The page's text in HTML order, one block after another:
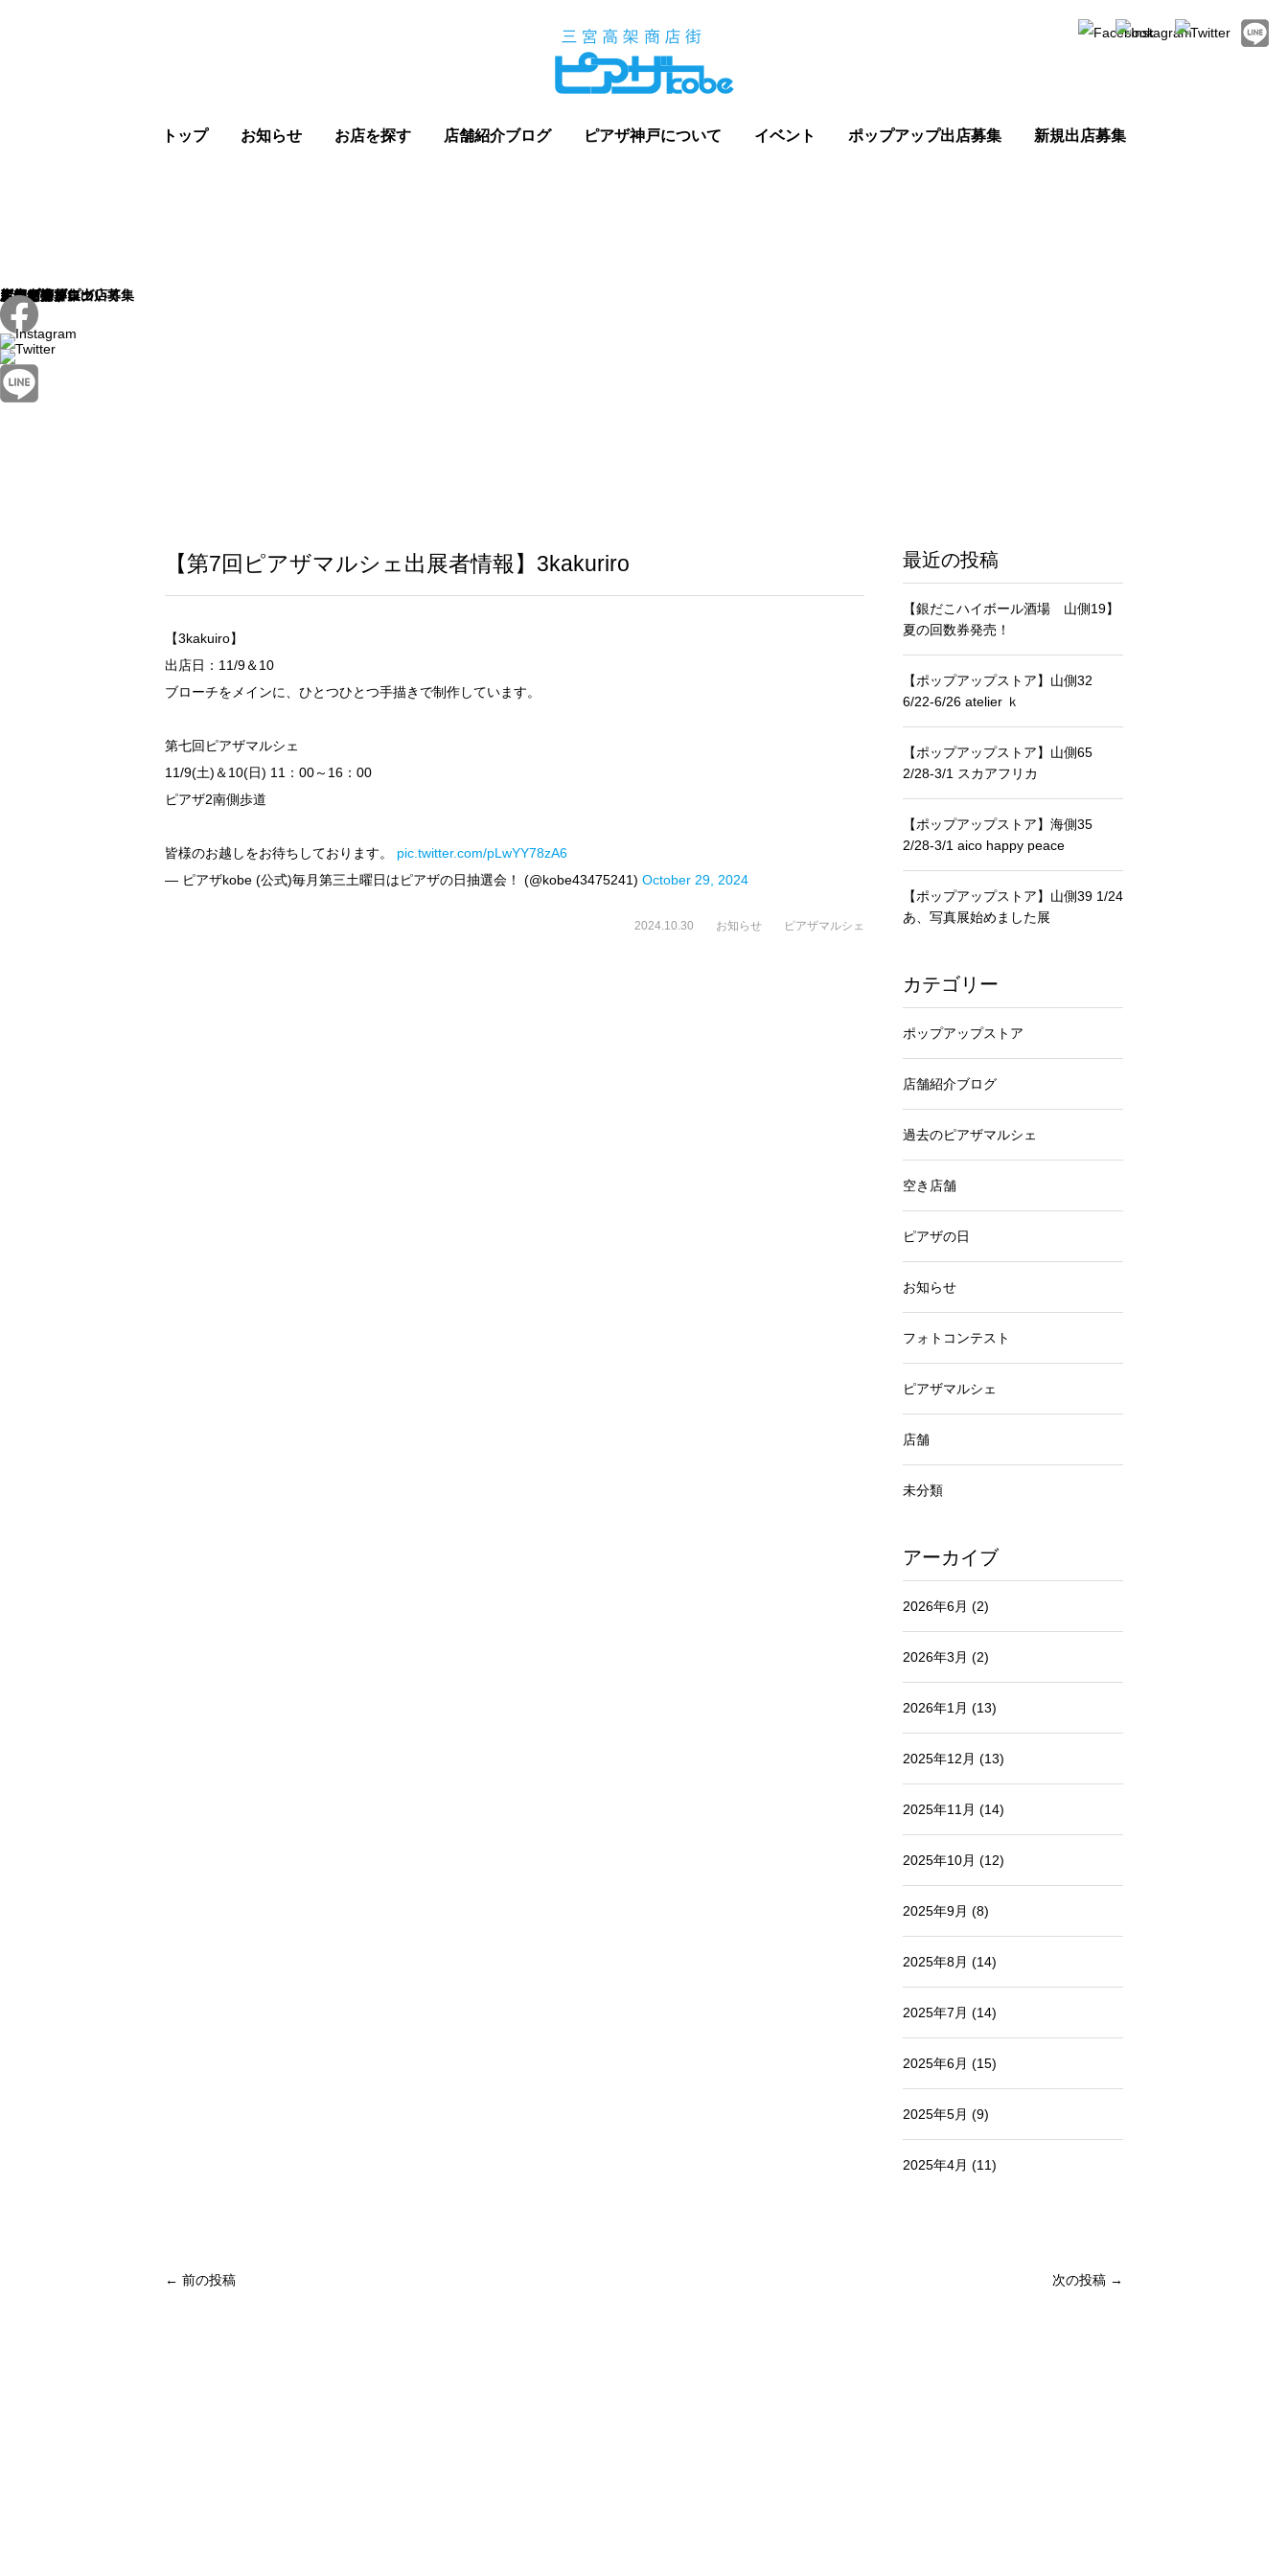
トップ お知らせ お店を探す 店舗紹介ブログ ピアザ神戸について イベント ポップアップ出店募集 新規出店募集
トップ
お知らせ
お店を探す
新店舗
店舗一覧
店舗マップ
店舗紹介ブログ
ピアザ神戸について
イベント
ピアザマルシェ
ピアザの日
ポップアップ出店募集
新規出店募集
【第7回ピアザマルシェ出展者情報】3kakuriro
【3kakuiro】
出店日：11/9＆10
ブローチをメインに、ひとつひとつ手描きで制作しています。
第七回ピアザマルシェ
11/9(土)＆10(日) 11：00～16：00
ピアザ2南側歩道
皆様のお越しをお待ちしております。 pic.twitter.com/pLwYY78zA6
— ピアザkobe (公式)毎月第三土曜日はピアザの日抽選会！ (@kobe43475241) October 29, 2024
2024.10.30 お知らせ ピアザマルシェ
最近の投稿
【銀だこハイボール酒場 山側19】
夏の回数券発売！
【ポップアップストア】山側32
6/22-6/26 atelier ｋ
【ポップアップストア】山側65
2/28-3/1 スカアフリカ
【ポップアップストア】海側35
2/28-3/1 aico happy peace
【ポップアップストア】山側39 1/24
あ、写真展始めました展
カテゴリー
ポップアップストア
店舗紹介ブログ
過去のピアザマルシェ
空き店舗
ピアザの日
お知らせ
フォトコンテスト
ピアザマルシェ
店舗
未分類
アーカイブ
2026年6月 (2)
2026年3月 (2)
2026年1月 (13)
2025年12月 (13)
2025年11月 (14)
2025年10月 (12)
2025年9月 (8)
2025年8月 (14)
2025年7月 (14)
2025年6月 (15)
2025年5月 (9)
2025年4月 (11)
← 前の投稿 次の投稿 →